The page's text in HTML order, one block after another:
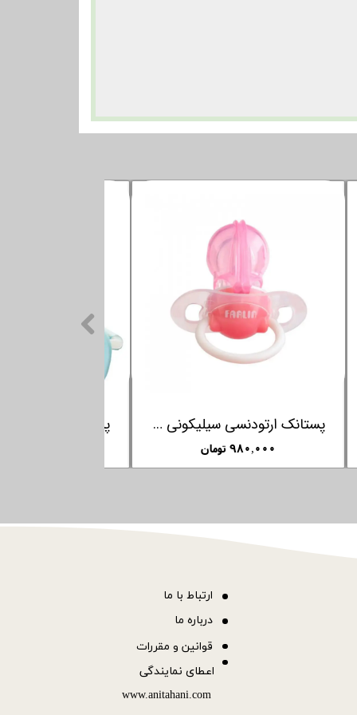
۹۸۰,۰۰۰ تومان
قوانین و مقررات
ارتباط با ما
درباره ما
اعطای نمایندگی
www.anitahani.com